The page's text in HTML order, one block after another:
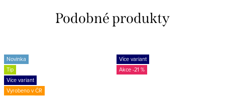
Novinka
Tip
Více variant
Vyrobeno v ČR
Více variant
-21 %